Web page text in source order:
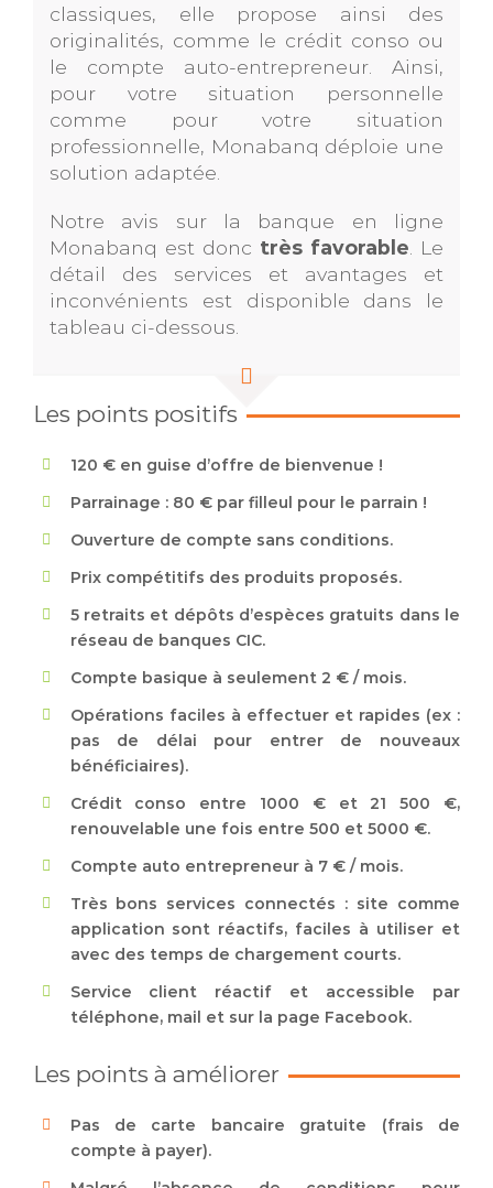
classiques, elle propose ainsi des
originalités, comme le crédit conso ou
le compte auto-entrepreneur. Ainsi,
pour votre situation personnelle
comme pour votre situation
professionnelle, Monabanq déploie une
solution adaptée.
Notre avis sur la banque en ligne
Monabanq est donc très favorable . Le
détail des services et avantages et
inconvénients est disponible dans le
tableau ci-dessous.
Les points positifs
120 € en guise d’offre de bienvenue !
Parrainage : 80 € par filleul pour le parrain !
Ouverture de compte sans conditions.
Prix compétitifs des produits proposés.
5 retraits et dépôts d’espèces gratuits dans le
réseau de banques CIC.
Compte basique à seulement 2 € / mois.
Opérations faciles à effectuer et rapides (ex :
pas de délai pour entrer de nouveaux
bénéficiaires).
Crédit conso entre 1000 € et 21 500 €,
renouvelable une fois entre 500 et 5000 €.
Compte auto entrepreneur à 7 € / mois.
Très bons services connectés : site comme
application sont réactifs, faciles à utiliser et
avec des temps de chargement courts.
Service client réactif et accessible par
téléphone, mail et sur la page Facebook.
Les points à améliorer
Pas de carte bancaire gratuite (frais de
compte à payer).